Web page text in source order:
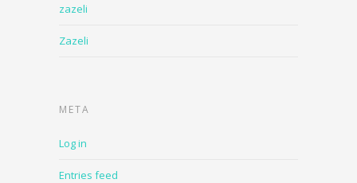
zazeli
Zazeli
META
Log in
Entries feed